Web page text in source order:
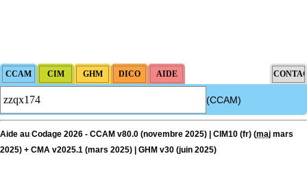
(CCAM)
Aide au Codage 2026 - CCAM v80.0 (novembre 2025) | CIM10 (fr) (maj mars
2025) + CMA v2025.1 (mars 2025) | GHM v30 (juin 2025)